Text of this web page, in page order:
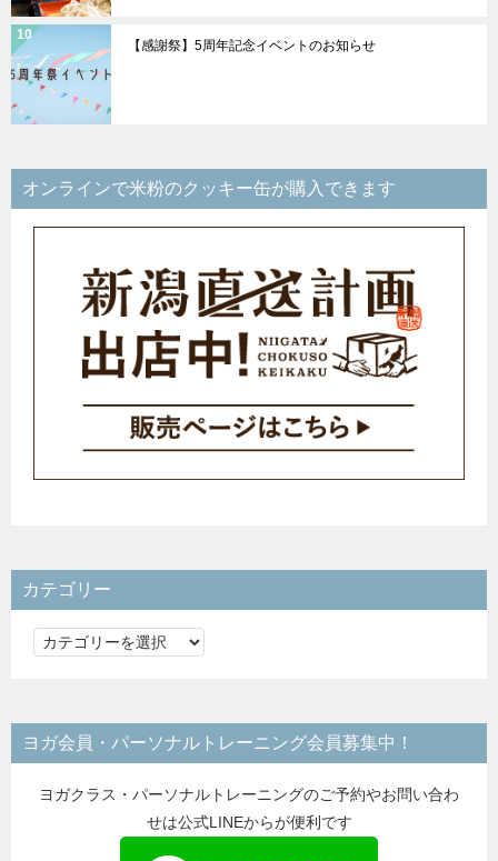
【感謝祭】5周年記念イベントのお知らせ
オンラインで米粉のクッキー缶が購入できます
カテゴリー
カ
リ
ー
ヨガ会員・パーソナルトレーニング会員募集中！
ヨガクラス・パーソナルトレーニングのご予約やお問い合わ
せは公式LINEからが便利です